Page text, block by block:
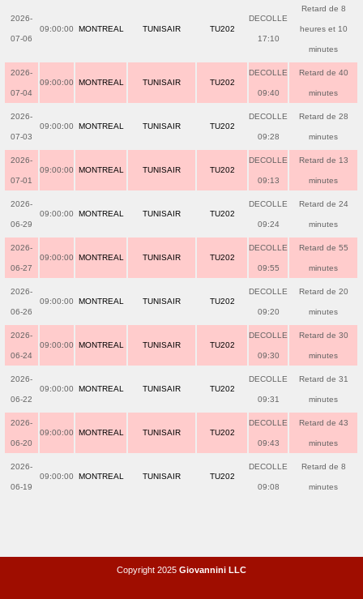
2026-
07-06
09:00:00 MONTREAL TUNISAIR TU202
DECOLLE
17:10
Retard de 8
heures et 10
minutes
2026-
07-04
09:00:00 MONTREAL TUNISAIR TU202
DECOLLE
09:40
Retard de 40
minutes
2026-
07-03
09:00:00 MONTREAL TUNISAIR TU202
DECOLLE
09:28
Retard de 28
minutes
2026-
07-01
09:00:00 MONTREAL TUNISAIR TU202
DECOLLE
09:13
Retard de 13
minutes
2026-
06-29
09:00:00 MONTREAL TUNISAIR TU202
DECOLLE
09:24
Retard de 24
minutes
2026-
06-27
09:00:00 MONTREAL TUNISAIR TU202
DECOLLE
09:55
Retard de 55
minutes
2026-
06-26
09:00:00 MONTREAL TUNISAIR TU202
DECOLLE
09:20
Retard de 20
minutes
2026-
06-24
09:00:00 MONTREAL TUNISAIR TU202
DECOLLE
09:30
Retard de 30
minutes
2026-
06-22
09:00:00 MONTREAL TUNISAIR TU202
DECOLLE
09:31
Retard de 31
minutes
2026-
06-20
09:00:00 MONTREAL TUNISAIR TU202
DECOLLE
09:43
Retard de 43
minutes
2026-
06-19
09:00:00 MONTREAL TUNISAIR TU202
DECOLLE
09:08
Retard de 8
minutes
Copyright 2025 Giovannini LLC